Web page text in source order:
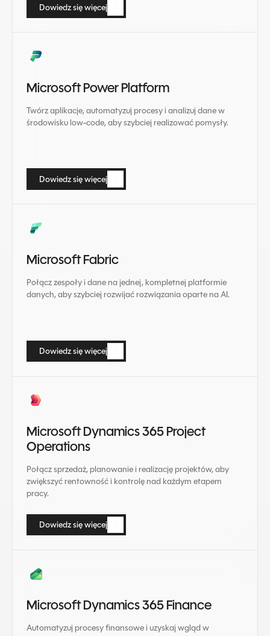
Dowiedz się więcej
Dowiedz się więcej
Microsoft Power Platform
Twórz aplikacje, automatyzuj procesy i analizuj dane w
środowisku low-code, aby szybciej realizować pomysły.
Dowiedz się więcej
Dowiedz się więcej
Microsoft Fabric
Połącz zespoły i dane na jednej, kompletnej platformie
danych, aby szybciej rozwijać rozwiązania oparte na AI.
Dowiedz się więcej
Dowiedz się więcej
Microsoft Dynamics 365 Project
Operations
Połącz sprzedaż, planowanie i realizację projektów, aby
zwiększyć rentowność i kontrolę nad każdym etapem
pracy.
Dowiedz się więcej
Dowiedz się więcej
Microsoft Dynamics 365 Finance
Automatyzuj procesy finansowe i uzyskaj wgląd w